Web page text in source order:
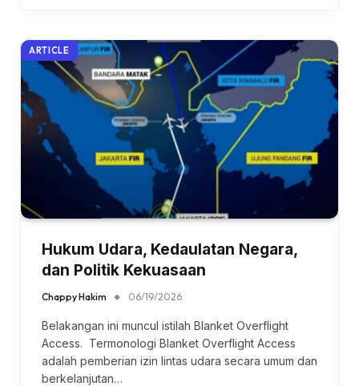
ARTICLE
Hukum Udara, Kedaulatan Negara,
dan Politik Kekuasaan
Chappy Hakim 06/19/2026
Belakangan ini muncul istilah Blanket Overflight
Access. Termonologi Blanket Overflight Access
adalah pemberian izin lintas udara secara umum dan
berkelanjutan…